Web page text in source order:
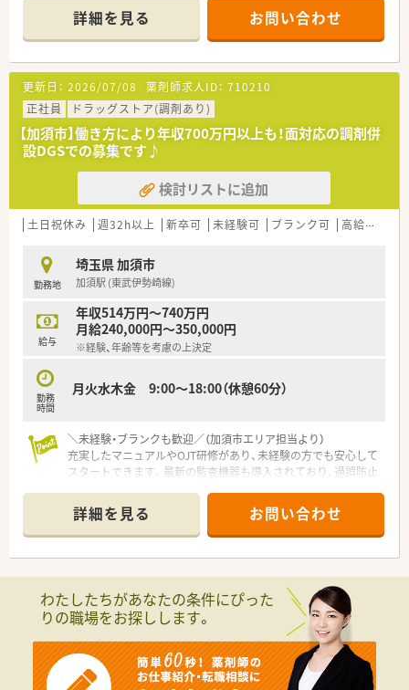
に力を入れています
■業界トップクラスの時給2,600円！しっかりと稼ぎたい方にも
お勧めです！
■全国に多くの店舗を展開しているため、子供の学校行事等で休
まなければならない場合も、事前に休みを申請すればサポートし
て頂けます！
■社員購買割引き制度もあり、品ぞろえが多いと評判のドラッグ
ストアで大変嬉しい福利厚生です♪
■ダイバーシティーを推進し、性別に関わらず幅広い方が長く活
躍できる環境を整えています
■落ち着いた環境で、ペースを守ってお仕事に取組める環境で
■面受けの店舗が多く、科目も単科に偏らずバランスの良い業務
内容です。
詳細を見る お問い合わせ
更新日： 2026/07/08 薬剤師求人ID： 710210
正社員
ドラッグストア(調剤あり)
【加須市】働き方により年収700万円以上も！面対応の調剤併
設DGSでの募集です♪
検討リストに追加
土日祝休み 週32h以上 新卒可 未経験可 ブランク可 高給与(600万円以上)
勤務地
埼玉県 加須市
加須駅 (東武伊勢崎線)
給与
年収514万円～740万円
月給240,000円～350,000円
※経験、年齢等を考慮の上決定
勤務
時間
月火水木金 9:00～18:00（休憩60分）
＼未経験・ブランクも歓迎／（加須市エリア担当より）
充実したマニュアルやOJT研修があり、未経験の方でも安心して
スタートできます。最新の監査機器も導入されており、過誤防止
＊------------------------------------------＊
【店舗情報と応需状況について】
■加須駅から車で7分ほどの場所に位置し、幅広い面応需に対応
しているため様々な処方を経験することができます。
人ひとりとしっかり向き合いながら服薬指導が可能です。
■常勤薬剤師1名と複数の非常勤薬剤師という体制で、無理なく
ゆとりを持って調剤業務に取り組める環境が整っています。
【法人特徴について】
■創業150年以上の歴史を誇り、北陸を中心に全国で600店舗以
上を展開するなど現在も急成長を続けている企業です。
詳細を見る お問い合わせ
わたしたちがあなたの条件にぴった
りの職場をお探しします。